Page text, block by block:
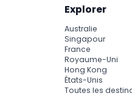
Explorer
Australie
Singapour
France
Royaume-Uni
Hong Kong
États-Unis
Toutes les